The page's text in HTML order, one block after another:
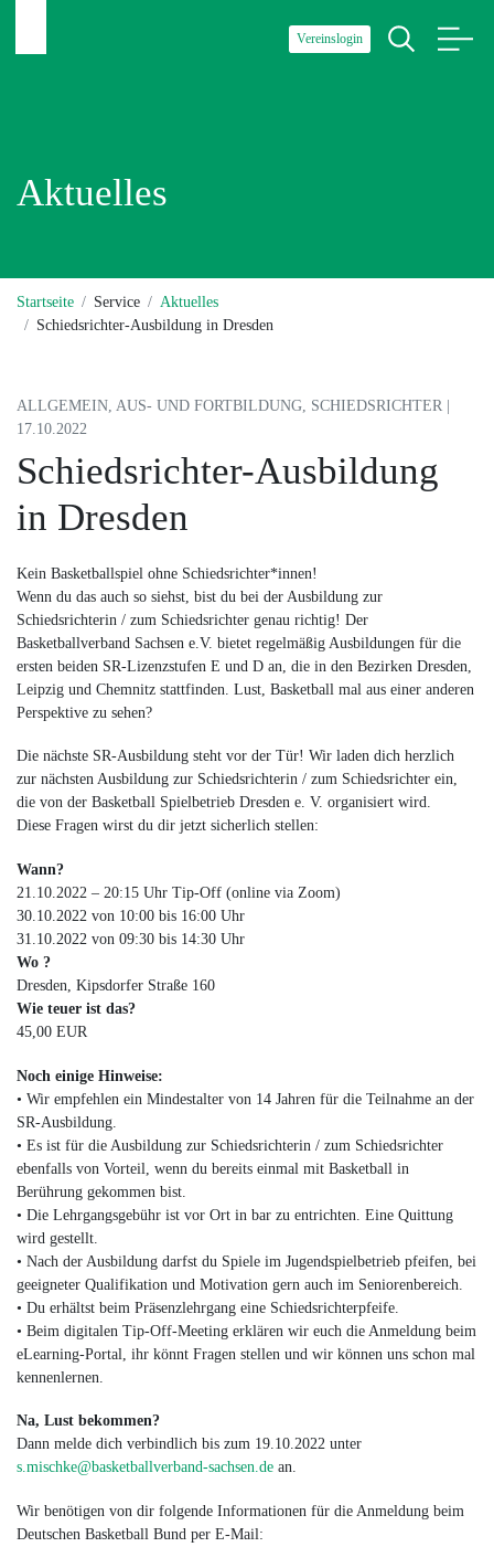
Vereinslogin
Aktuelles
Startseite Service
Aktuelles
Schiedsrichter-Ausbildung in Dresden
ALLGEMEIN, AUS- UND FORTBILDUNG, SCHIEDSRICHTER |
17.10.2022
Schiedsrichter-Ausbildung
in Dresden
Kein Basketballspiel ohne Schiedsrichter*innen!
Wenn du das auch so siehst, bist du bei der Ausbildung zur
Schiedsrichterin / zum Schiedsrichter genau richtig! Der
Basketballverband Sachsen e.V. bietet regelmäßig Ausbildungen für die
ersten beiden SR-Lizenzstufen E und D an, die in den Bezirken Dresden,
Leipzig und Chemnitz stattfinden. Lust, Basketball mal aus einer anderen
Perspektive zu sehen?
Die nächste SR-Ausbildung steht vor der Tür! Wir laden dich herzlich
zur nächsten Ausbildung zur Schiedsrichterin / zum Schiedsrichter ein,
die von der Basketball Spielbetrieb Dresden e. V. organisiert wird.
Diese Fragen wirst du dir jetzt sicherlich stellen:
Wann?
21.10.2022 – 20:15 Uhr Tip-Off (online via Zoom)
30.10.2022 von 10:00 bis 16:00 Uhr
31.10.2022 von 09:30 bis 14:30 Uhr
Wo ?
Dresden, Kipsdorfer Straße 160
Wie teuer ist das?
45,00 EUR
Noch einige Hinweise:
• Wir empfehlen ein Mindestalter von 14 Jahren für die Teilnahme an der
SR-Ausbildung.
• Es ist für die Ausbildung zur Schiedsrichterin / zum Schiedsrichter
ebenfalls von Vorteil, wenn du bereits einmal mit Basketball in
Berührung gekommen bist.
• Die Lehrgangsgebühr ist vor Ort in bar zu entrichten. Eine Quittung
wird gestellt.
• Nach der Ausbildung darfst du Spiele im Jugendspielbetrieb pfeifen, bei
geeigneter Qualifikation und Motivation gern auch im Seniorenbereich.
• Du erhältst beim Präsenzlehrgang eine Schiedsrichterpfeife.
• Beim digitalen Tip-Off-Meeting erklären wir euch die Anmeldung beim
eLearning-Portal, ihr könnt Fragen stellen und wir können uns schon mal
kennenlernen.
Na, Lust bekommen?
Dann melde dich verbindlich bis zum 19.10.2022 unter
s.mischke@basketballverband-sachsen.de an.
Wir benötigen von dir folgende Informationen für die Anmeldung beim
Deutschen Basketball Bund per E-Mail: